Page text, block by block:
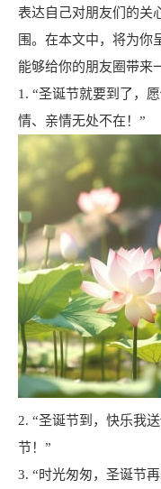
表达自己对朋友们的关
围。在本文中，将为你
能够给你的朋友圈带来
1. “圣诞节就要到了，
情、亲情无处不在！”
2. “圣诞节到，快乐我
节！”
3. “时光匆匆，圣诞节